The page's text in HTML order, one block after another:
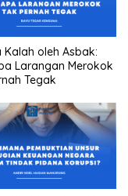
Kalah oleh Asbak:
Larangan Merokok
Tegak